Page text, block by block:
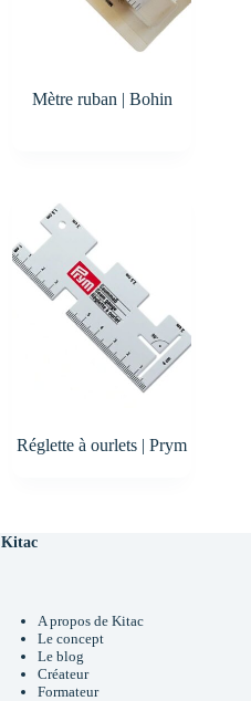
Mètre ruban | Bohin
Réglette à ourlets | Prym
Kitac
A propos de Kitac
Le concept
Le blog
Créateur
Formateur